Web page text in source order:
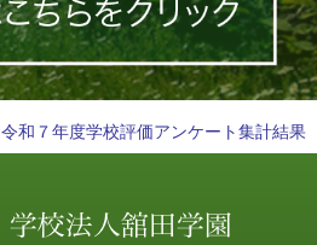
令和７年度学校評価アンケート集計結果